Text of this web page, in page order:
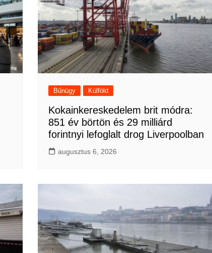
Bűnügy Külföld
Kokainkereskedelem brit módra:
851 év börtön és 29 milliárd
forintnyi lefoglalt drog Liverpoolban
augusztus 6, 2026